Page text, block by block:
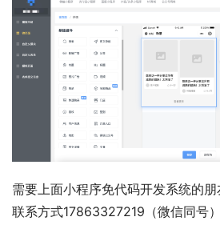
需要上面小程序免代码开发系统的
联系方式17863327219（微信同号）